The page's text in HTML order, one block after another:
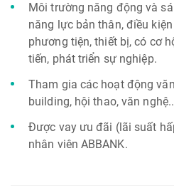
Môi trường năng động và
năng lực bản thân, điều
phương tiện, thiết bị, có cơ
tiến, phát triển sự nghiệp.
Tham gia các hoạt động
building, hội thao, văn
Được vay ưu đãi (lãi suất
nhân viên ABBANK.